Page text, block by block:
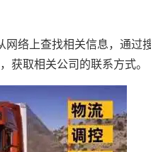
络上查找相关信息，通过
获取相关公司的联系方式。